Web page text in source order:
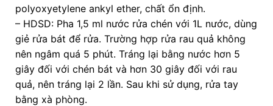
polyoxyetylene ankyl ether, chất ổn định.
– HDSD: Pha 1,5 ml nước rửa chén với 1L nước, dùng
giẻ rửa bát để rửa. Trường hợp rửa rau quả không
nên ngâm quá 5 phút. Tráng lại bằng nước hơn 5
giây đối với chén bát và hơn 30 giây đối với rau
quả, nên tráng lại 2 lần. Sau khi sử dụng, rửa tay
bằng xà phòng.